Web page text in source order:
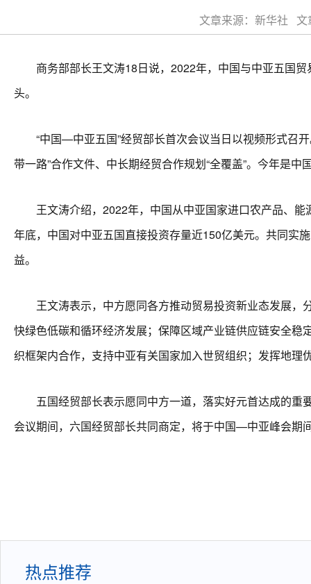
文章来源：新华社
商务部部长王文涛18日说，2022年，中国与中亚五国贸
头。
“中国—中亚五国”经贸部长首次会议当日以视频形式召开
带一路”合作文件、中长期经贸合作规划“全覆盖”。今年是
王文涛介绍，2022年，中国从中亚国家进口农产品、能
年底，中国对中亚五国直接投资存量近150亿美元。共同实
益。
王文涛表示，中方愿同各方推动贸易投资新业态发展，
快绿色低碳和循环经济发展；保障区域产业链供应链安全
织框架内合作，支持中亚有关国家加入世贸组织；发挥地
五国经贸部长表示愿同中方一道，落实好元首达成的重
会议期间，六国经贸部长共同商定，将于中国—中亚峰会期
热点推荐